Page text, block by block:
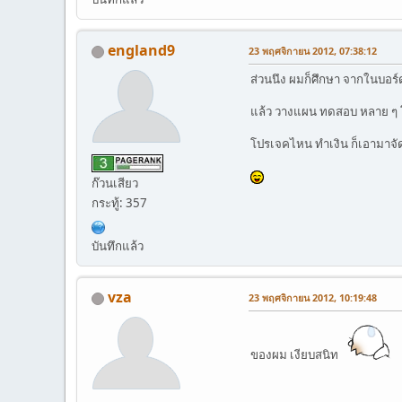
england9
ก๊วนเสียว
กระทู้: 357
บันทึกแล้ว
23 พฤศจิกายน 2012, 07:38:12
ส่วนนึง ผมก็ศึกษา จากในบอ
แล้ว วางแผน ทดสอบ หลาย ๆ
โปรเจคไหน ทำเงิน ก็เอามา
vza 23 พฤศจิกายน 2012, 10:19:48
ของผม เงียบสนิท